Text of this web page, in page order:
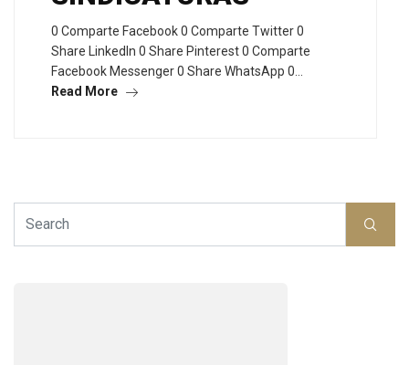
0 Comparte Facebook 0 Comparte Twitter 0
Share LinkedIn 0 Share Pinterest 0 Comparte
Facebook Messenger 0 Share WhatsApp 0…
Read More